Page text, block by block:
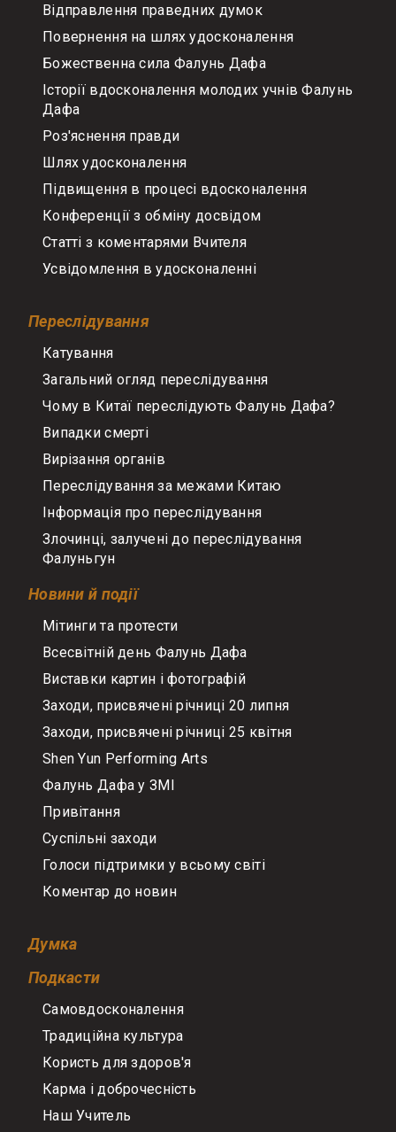
Відправлення праведних думок
Повернення на шлях удосконалення
Божественна сила Фалунь Дафа
Історії вдосконалення молодих учнів Фалунь
Дафа
Роз'яснення правди
Шлях удосконалення
Підвищення в процесі вдосконалення
Конференції з обміну досвідом
Статті з коментарями Вчителя
Усвідомлення в удосконаленні
Переслідування
Катування
Загальний огляд переслідування
Чому в Китаї переслідують Фалунь Дафа?
Випадки смерті
Вирізання органів
Переслідування за межами Китаю
Інформація про переслідування
Злочинці, залучені до переслідування
Фалуньгун
Новини й події
Мітинги та протести
Всесвітній день Фалунь Дафа
Виставки картин і фотографій
Заходи, присвячені річниці 20 липня
Заходи, присвячені річниці 25 квітня
Shen Yun Performing Arts
Фалунь Дафа у ЗМІ
Привітання
Суспільні заходи
Голоси підтримки у всьому світі
Коментар до новин
Думка
Подкасти
Самовдосконалення
Традиційна культура
Користь для здоров'я
Карма і доброчесність
Наш Учитель